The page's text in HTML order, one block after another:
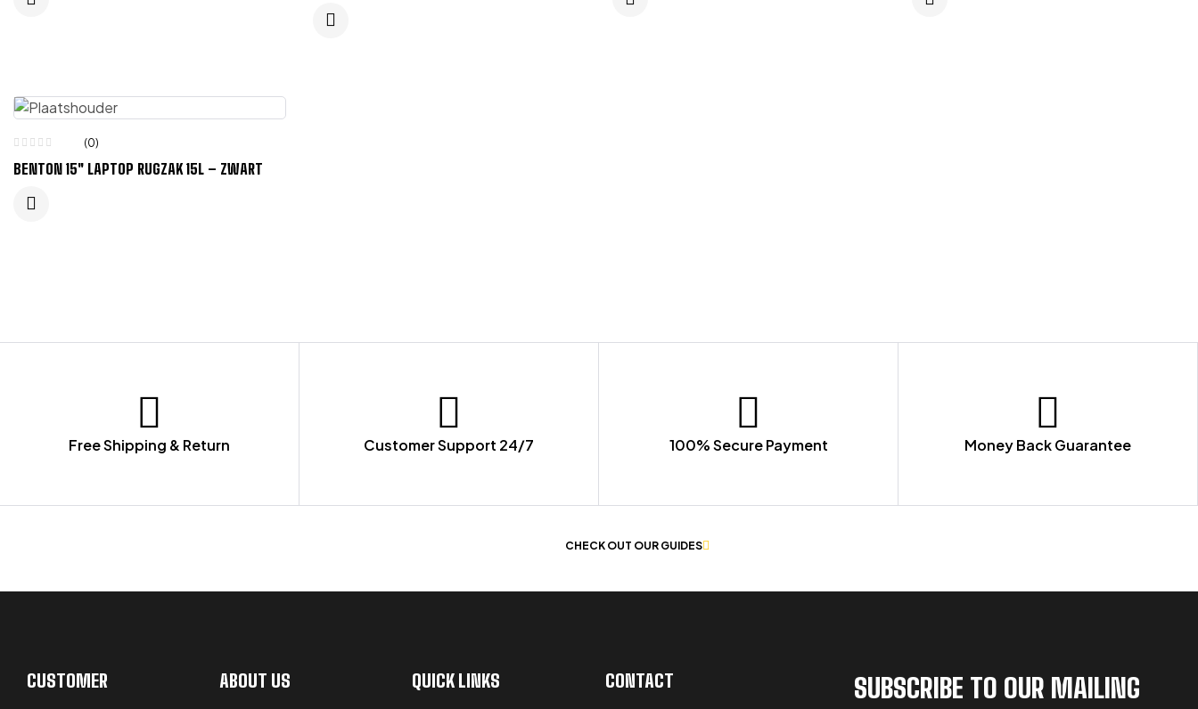
(0)
BENTON 15″ LAPTOP RUGZAK 15L – ZWART
Free Shipping & Return Customer Support 24/7 100% Secure Payment Money Back Guarantee
CHECK OUT OUR GUIDES
CUSTOMER ABOUT US QUICK LINKS CONTACT
SUBSCRIBE TO OUR MAILING